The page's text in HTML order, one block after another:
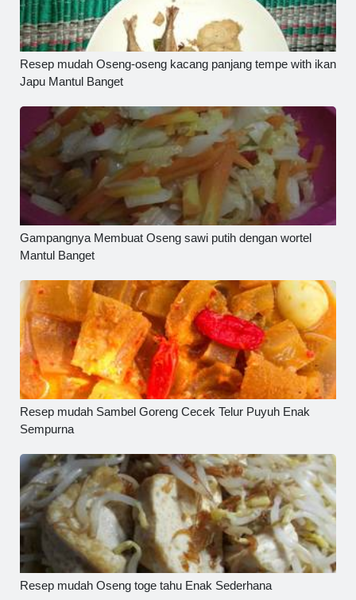
Resep mudah Oseng-oseng kacang panjang tempe with ikan
Japu Mantul Banget
Gampangnya Membuat Oseng sawi putih dengan wortel
Mantul Banget
Resep mudah Sambel Goreng Cecek Telur Puyuh Enak
Sempurna
Resep mudah Oseng toge tahu Enak Sederhana